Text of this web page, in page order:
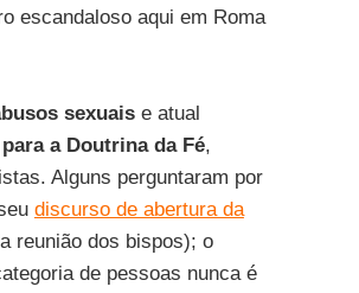
escandaloso aqui em Roma
sexuaise atual
a Doutrina da Fé,
Alguns perguntaram por
discurso de abertura da
reunião dos bispos); o
de pessoas nunca é